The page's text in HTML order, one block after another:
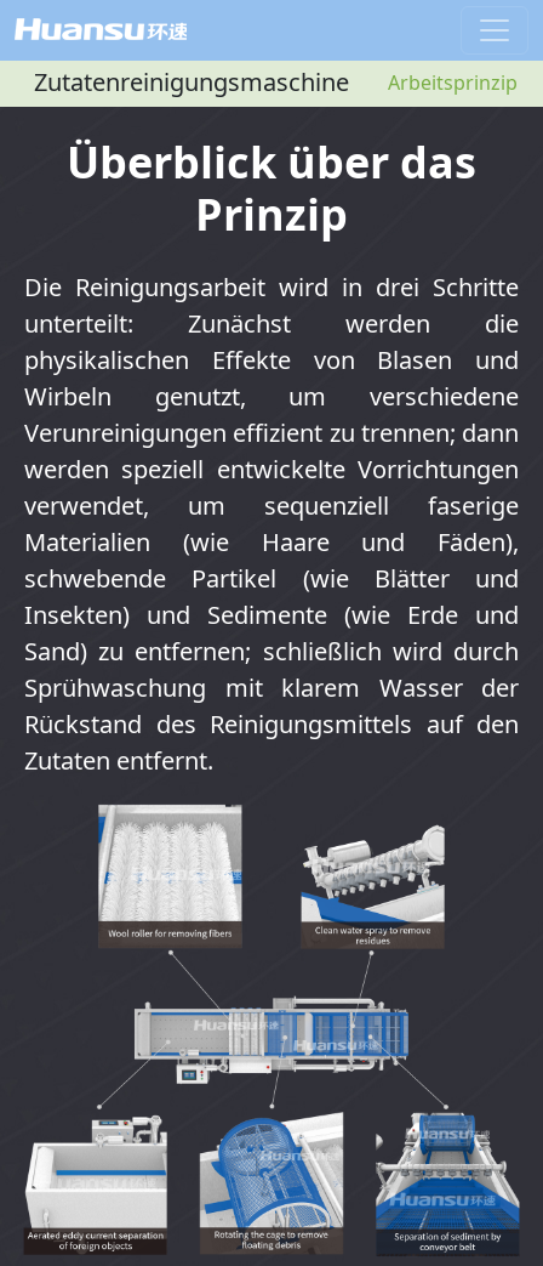
Zutatenreinigungsmaschine Arbeitsprinzip
Überblick über das
Prinzip
Die Reinigungsarbeit wird in drei Schritte
unterteilt: Zunächst werden die
physikalischen Effekte von Blasen und
Wirbeln genutzt, um verschiedene
Verunreinigungen effizient zu trennen; dann
werden speziell entwickelte Vorrichtungen
verwendet, um sequenziell faserige
Materialien (wie Haare und Fäden),
schwebende Partikel (wie Blätter und
Insekten) und Sedimente (wie Erde und
Sand) zu entfernen; schließlich wird durch
Sprühwaschung mit klarem Wasser der
Rückstand des Reinigungsmittels auf den
Zutaten entfernt.